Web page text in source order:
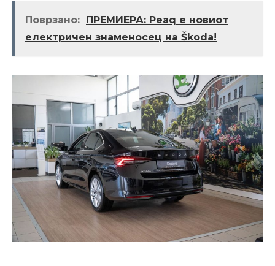
Поврзано: ПРЕМИЕРА: Peaq е новиот
електричен знаменосец на Škoda!